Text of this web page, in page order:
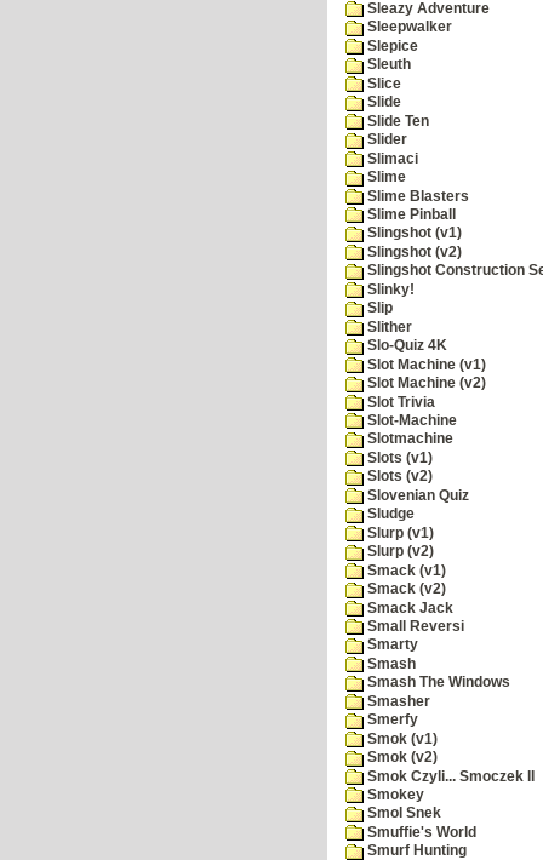
Sleazy Adventure
Sleepwalker
Slepice
Sleuth
Slice
Slide
Slide Ten
Slider
Slimaci
Slime
Slime Blasters
Slime Pinball
Slingshot (v1)
Slingshot (v2)
Slingshot Construction
Slinky!
Slip
Slither
Slo-Quiz 4K
Slot Machine (v1)
Slot Machine (v2)
Slot Trivia
Slot-Machine
Slotmachine
Slots (v1)
Slots (v2)
Slovenian Quiz
Sludge
Slurp (v1)
Slurp (v2)
Smack (v1)
Smack (v2)
Smack Jack
Small Reversi
Smarty
Smash
Smash The Windows
Smasher
Smerfy
Smok (v1)
Smok (v2)
Smok Czyli... Smoczek II
Smokey
Smol Snek
Smuffie's World
Smurf Hunting